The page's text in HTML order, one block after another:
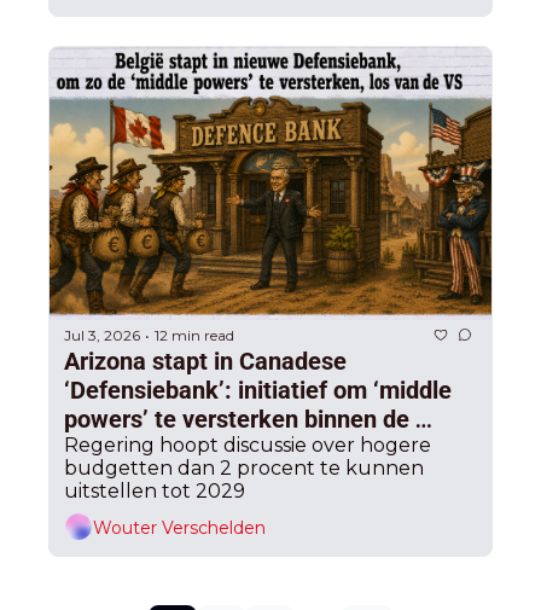
Jul 3, 2026 • 12 min read
Arizona stapt in Canadese
‘Defensiebank’: initiatief om ‘middle
powers’ te versterken binnen de
NAVO, cd&v en Vooruit op de rem over
meer
Regering hoopt discussie over hogere
budgetten dan 2 procent te kunnen
uitstellen tot 2029
Wouter Verschelden